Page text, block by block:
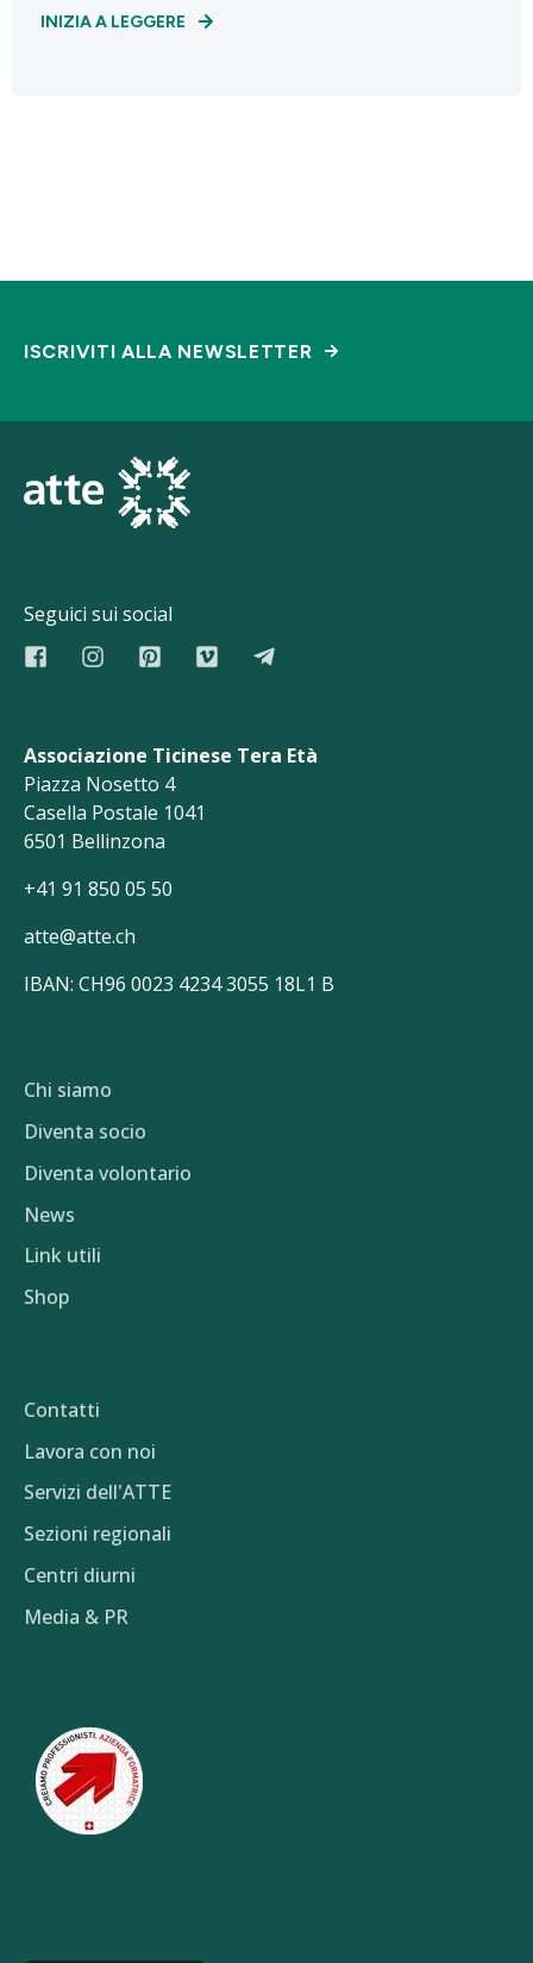
INIZIA A LEGGERE
ISCRIVITI ALLA NEWSLETTER
Seguici sui social
Associazione Ticinese Tera Età
Piazza Nosetto 4
Casella Postale 1041
6501 Bellinzona
+41 91 850 05 50
atte@atte.ch
IBAN: CH96 0023 4234 3055 18L1 B
Chi siamo
Diventa socio
Diventa volontario
News
Link utili
Shop
Contatti
Lavora con noi
Servizi dell'ATTE
Sezioni regionali
Centri diurni
Media & PR